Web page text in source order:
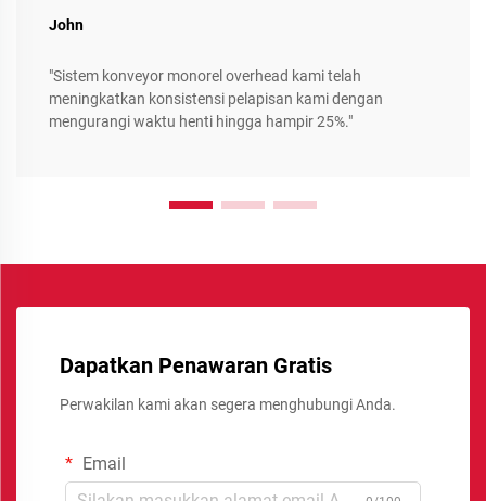
John
"Sistem konveyor monorel overhead kami telah
meningkatkan konsistensi pelapisan kami dengan
mengurangi waktu henti hingga hampir 25%."
Dapatkan Penawaran Gratis
Perwakilan kami akan segera menghubungi Anda.
Email